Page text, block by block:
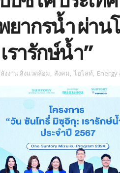
ากรน้ำ ผ่าน
รารักษ์น้ำ”
งงาน สิ่งแวดล้อม, สังคม, ไฮไลท์, Energy